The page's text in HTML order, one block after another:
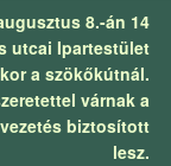
8.-án 14
utcai Ipartestület
a szökőkútnál.
várnak a
biztosított
lesz.